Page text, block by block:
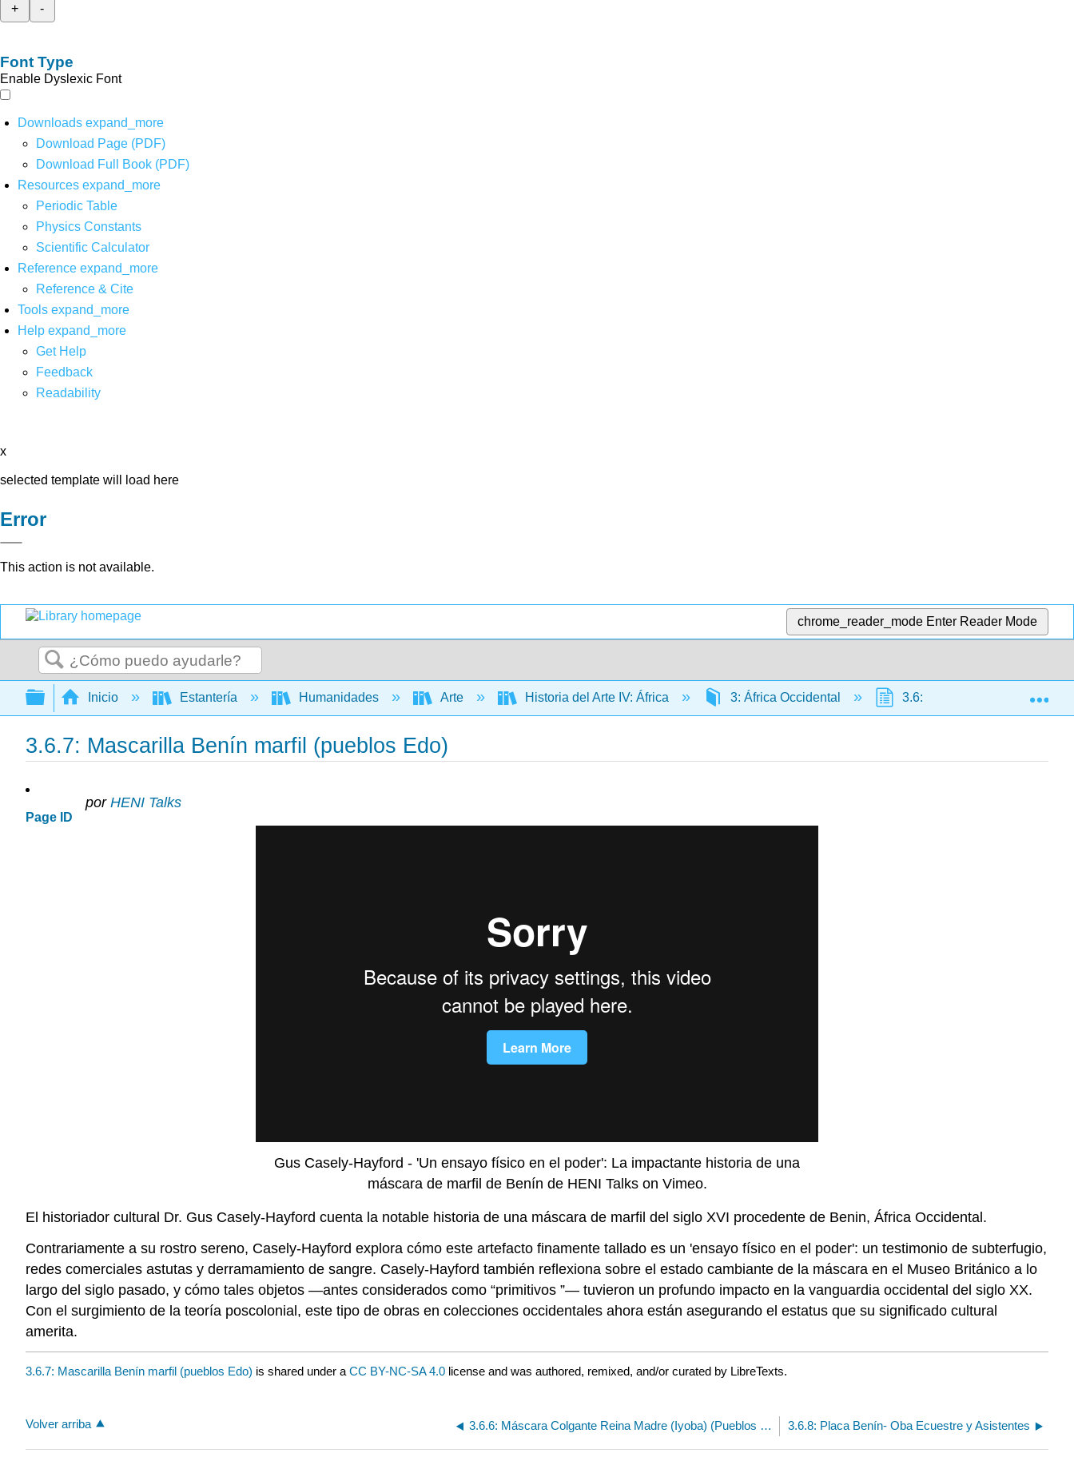
+
-
Font Type
Enable Dyslexic Font
Downloads expand_more
Download Page (PDF)
Download Full Book (PDF)
Resources expand_more
Periodic Table
Physics Constants
Scientific Calculator
Reference expand_more
Reference & Cite
Tools expand_more
Help expand_more
Get Help
Feedback
Readability
x
selected template will load here
Error
This action is not available.
chrome_reader_mode Enter Reader Mode
Buscar
Expandir/contraer jerarquía global
Inicio Estantería Humanidades Arte Historia del Arte IV: África 3: África Occidental 3.6: El arte de Nigeria
3.6.7: Mascarilla Benín marfil (pueblos Edo)
Page ID
por HENI Talks
Gus Casely-Hayford - 'Un ensayo físico en el poder': La impactante historia de una
máscara de marfil de Benín de HENI Talks on Vimeo.
El historiador cultural Dr. Gus Casely-Hayford cuenta la notable historia de una máscara de marfil del siglo XVI procedente de Benin, África Occidental.
Contrariamente a su rostro sereno, Casely-Hayford explora cómo este artefacto finamente tallado es un 'ensayo físico en el poder': un testimonio de subterfugio,
redes comerciales astutas y derramamiento de sangre. Casely-Hayford también reflexiona sobre el estado cambiante de la máscara en el Museo Británico a lo
largo del siglo pasado, y cómo tales objetos —antes considerados como “primitivos ”— tuvieron un profundo impacto en la vanguardia occidental del siglo XX.
Con el surgimiento de la teoría poscolonial, este tipo de obras en colecciones occidentales ahora están asegurando el estatus que su significado cultural
amerita.
3.6.7: Mascarilla Benín marfil (pueblos Edo) is shared under a CC BY-NC-SA 4.0 license and was authored, remixed, and/or curated by LibreTexts.
Volver arriba 3.6.6: Máscara Colgante Reina Madre (Iyoba) (Pueblos Edo) 3.6.8: Placa Benín- Oba Ecuestre y Asistentes